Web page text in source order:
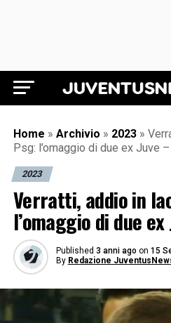
Juventus
Home » Archivio » 2023 »
Psg: l’omaggio di due ex Juve –
2023
Verratti, addio in
l’omaggio di due ex
Published 3 anni ago on 15
By Redazione